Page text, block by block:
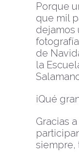
Porque
que mil
dejamos
de
la
¡Qué
Gracias
siempre,